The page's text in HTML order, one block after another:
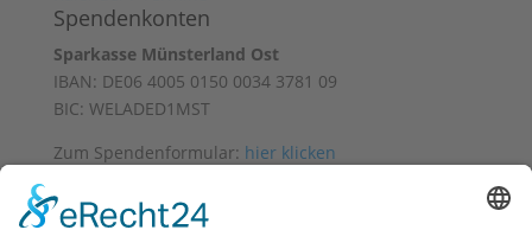
Spendenkonten
Sparkasse Münsterland Ost
IBAN: DE06 4005 0150 0034 3781 09
BIC: WELADED1MST
Zum Spendenformular: hier klicken